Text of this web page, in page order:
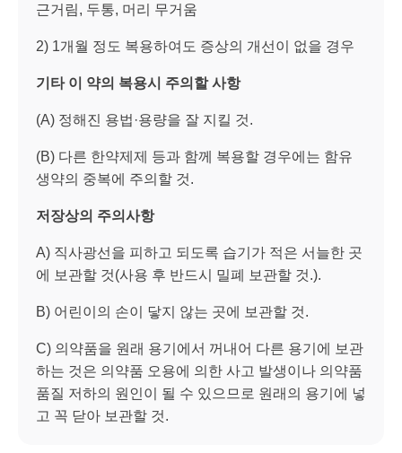
근거림, 두통, 머리 무거움
2) 1개월 정도 복용하여도 증상의 개선이 없을 경우
기타 이 약의 복용시 주의할 사항
(A) 정해진 용법·용량을 잘 지킬 것.
(B) 다른 한약제제 등과 함께 복용할 경우에는 함유
생약의 중복에 주의할 것.
저장상의 주의사항
A) 직사광선을 피하고 되도록 습기가 적은 서늘한 곳
에 보관할 것(사용 후 반드시 밀폐 보관할 것.).
B) 어린이의 손이 닿지 않는 곳에 보관할 것.
C) 의약품을 원래 용기에서 꺼내어 다른 용기에 보관
하는 것은 의약품 오용에 의한 사고 발생이나 의약품
품질 저하의 원인이 될 수 있으므로 원래의 용기에 넣
고 꼭 닫아 보관할 것.